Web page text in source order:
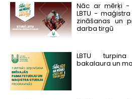
Nāc ar mērķi -
LBTU -
zināšanas un
darba tirgū
LBTU
bakalaura un